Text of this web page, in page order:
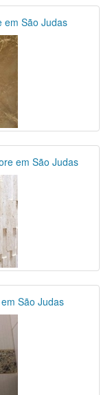
em São Judas
em São Judas
São Judas